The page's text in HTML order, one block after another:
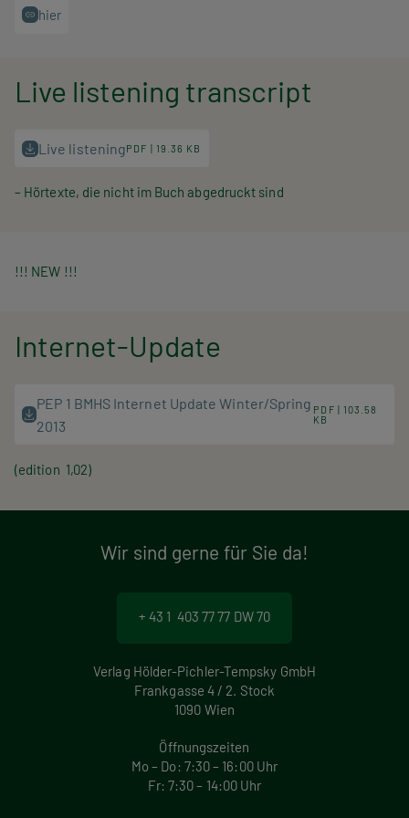
hier
Live listening transcript
Live listeningPDF | 19.36 KB
– Hörtexte, die nicht im Buch abgedruckt sind
!!! NEW !!!
Internet-Update
PEP 1 BMHS Internet Update Winter/Spring
2013
PDF | 103.58
KB
(edition 1,02)
Wir sind gerne für Sie da!
+ 43 1 403 77 77 DW 70
Verlag Hölder-Pichler-Tempsky GmbH
Frankgasse 4 / 2. Stock
1090 Wien
Öffnungszeiten
Mo – Do: 7:30 – 16:00 Uhr
Fr: 7:30 – 14:00 Uhr